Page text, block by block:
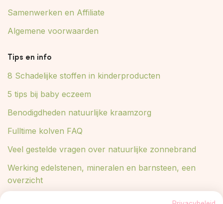
Samenwerken en Affiliate
Algemene voorwaarden
Tips en info
8 Schadelijke stoffen in kinderproducten
5 tips bij baby eczeem
Benodigdheden natuurlijke kraamzorg
Fulltime kolven FAQ
Veel gestelde vragen over natuurlijke zonnebrand
Werking edelstenen, mineralen en barnsteen, een
overzicht